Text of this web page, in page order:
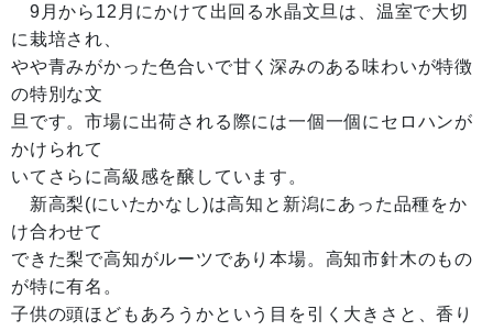
9月から12月にかけて出回る水晶文旦は、温室で大切
に栽培され、
やや青みがかった色合いで甘く深みのある味わいが特徴
の特別な文
旦です。市場に出荷される際には一個一個にセロハンが
かけられて
いてさらに高級感を醸しています。
新高梨(にいたかなし)は高知と新潟にあった品種をか
け合わせて
できた梨で高知がルーツであり本場。高知市針木のもの
が特に有名。
子供の頭ほどもあろうかという目を引く大きさと、香り